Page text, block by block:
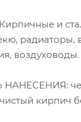
и
радиаторы,
воздуховоды.
кирпич